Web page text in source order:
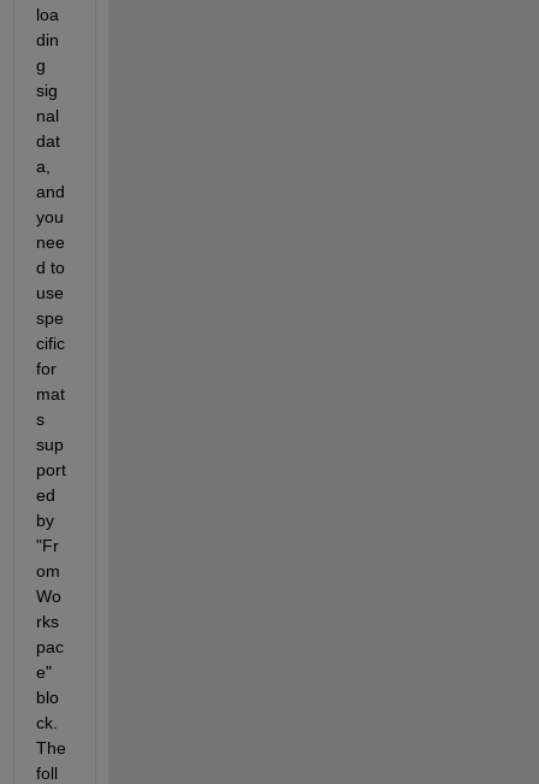
loa
din
g
sig
nal
dat
a,
and
you
nee
d to
use
spe
cific
for
mat
s
sup
port
ed
by
"Fr
om
Wo
rks
pac
e"
blo
ck.
The
foll